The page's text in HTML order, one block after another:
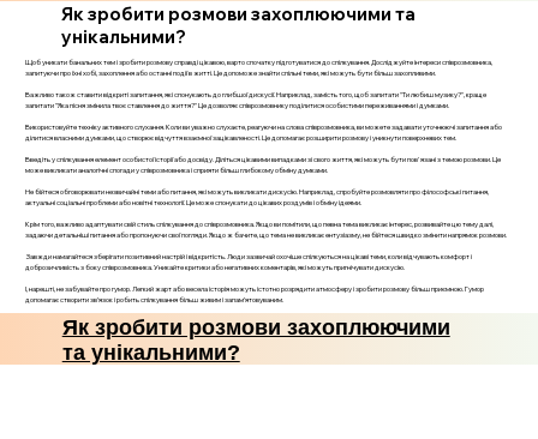
Як зробити розмови захоплюючими та
унікальними?
Щоб уникати банальних тем і зробити розмову справді цікавою, варто спочатку підготуватися до спілкування. Досліджуйте інтереси співрозмовника,
запитуючи про їхні хобі, захоплення або останні події в житті. Це допоможе знайти спільні теми, які можуть бути більш захопливими.
Важливо також ставити відкриті запитання, які спонукають до глибшої дискусії. Наприклад, замість того, щоб запитати "Ти любиш музику?", краще
запитати "Яка пісня змінила твоє ставлення до життя?" Це дозволяє співрозмовнику поділитися особистими переживаннями і думками.
Використовуйте техніку активного слухання. Коли ви уважно слухаєте, реагуючи на слова співрозмовника, ви можете задавати уточнюючі запитання або
ділитися власними думками, що створює відчуття взаємної зацікавленості. Це допомагає розширити розмову і уникнути поверхневих тем.
Введіть у спілкування елемент особистої історії або досвіду. Діліться цікавими випадками зі свого життя, які можуть бути пов'язані з темою розмови. Це
може викликати аналогічні спогади у співрозмовника і сприяти більш глибокому обміну думками.
Не бійтеся обговорювати незвичайні теми або питання, які можуть викликати дискусію. Наприклад, спробуйте розмовляти про філософські питання,
актуальні соціальні проблеми або новітні технології. Це може спонукати до цікавих роздумів і обміну ідеями.
Крім того, важливо адаптувати свій стиль спілкування до співрозмовника. Якщо ви помітили, що певна тема викликає інтерес, розвивайте цю тему далі,
задаючи детальніші питання або пропонуючи свої погляди. Якщо ж бачите, що тема не викликає ентузіазму, не бійтеся швидко змінити напрямок розмови.
Завжди намагайтеся зберігати позитивний настрій і відкритість. Люди зазвичай охочіше спілкуються на цікаві теми, коли відчувають комфорт і
доброзичливість з боку співрозмовника. Уникайте критики або негативних коментарів, які можуть пригнічувати дискусію.
І, нарешті, не забувайте про гумор. Легкий жарт або весела історія можуть істотно розрядити атмосферу і зробити розмову більш приємною. Гумор
допомагає створити зв’язок і робить спілкування більш живим і запам’ятовуваним.
Як зробити розмови захоплюючими
та унікальними?